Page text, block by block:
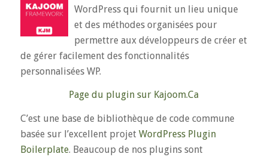
WordPress qui fournit un lieu unique
et des méthodes organisées pour
permettre aux développeurs de créer et
de gérer facilement des fonctionnalités
personnalisées WP.
Page du plugin sur Kajoom.Ca
C’est une base de bibliothèque de code commune
basée sur l’excellent projet WordPress Plugin
Boilerplate. Beaucoup de nos plugins sont